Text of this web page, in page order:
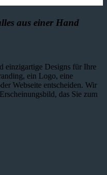
aus einer Hand
einzig­artige Designs für Ihre
ein Logo, eine
Webseite entscheiden. Wir
das Sie zum